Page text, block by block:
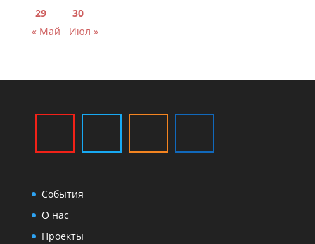
29
30
« Май
Июл »
События
О нас
Проекты